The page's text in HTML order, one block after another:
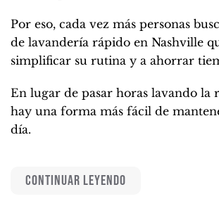
Por eso, cada vez más personas
de lavandería rápido en Nashville
simplificar su rutina y a ahorrar
En lugar de pasar horas lavando la
hay una forma más fácil de
día.
CONTINUAR LEYENDO